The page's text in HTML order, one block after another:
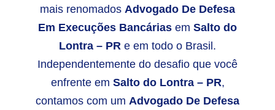
mais renomados Advogado De Defesa
Em Execuções Bancárias em Salto do
Lontra – PR e em todo o Brasil.
Independentemente do desafio que você
enfrente em Salto do Lontra – PR,
contamos com um Advogado De Defesa